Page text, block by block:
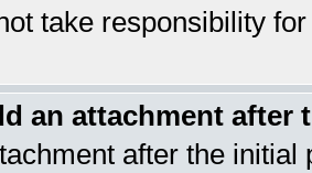
take responsibility
an attachment after
after the